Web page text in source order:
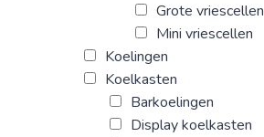
Grote vriescellen
Mini vriescellen
Koelingen
Koelkasten
Barkoelingen
Display koelkasten